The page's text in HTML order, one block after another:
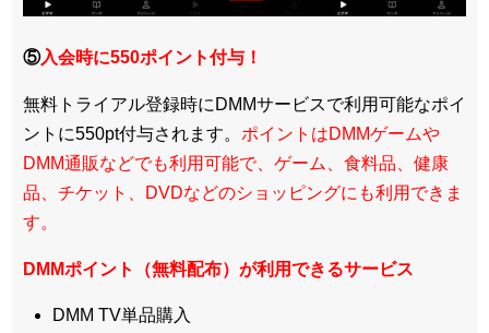
⑤入会時に550ポイント付与！
無料トライアル登録時にDMMサービスで利用可能なポイ
ントに550pt付与されます。 ポイントはDMMゲームや
DMM通販などでも利用可能で、ゲーム、食料品、健康
品、チケット、DVDなどのショッピングにも利用できま
す。
DMMポイント（無料配布）が利用できるサービス
DMM TV単品購入